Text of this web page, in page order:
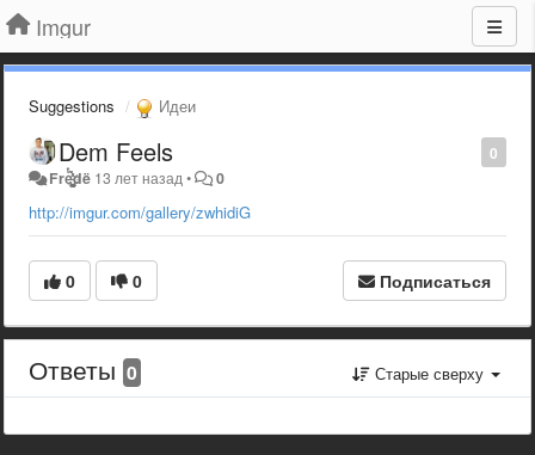
Imgur
Suggestions Идеи
0
Dem Feels
Freͭ͛́ͦ̊҉̀͏̙͕̰͔̪̮̦͚̪̺̠̝̟̣̫̝ͅdë 13 лет назад • 0
http://imgur.com/gallery/zwhidiG
0 0 Подписаться
Ответы 0 Старые сверху